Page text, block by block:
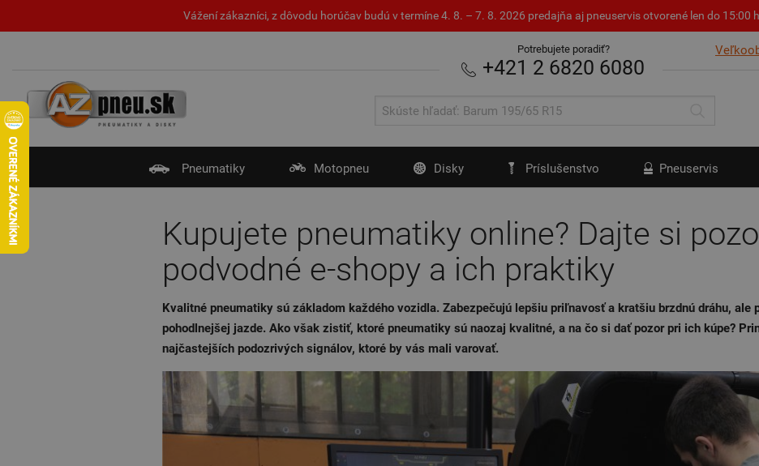
Vážení zákazníci, z dôvodu horúčav budú v termíne 4. 8. – 7. 8. 2026 predajňa aj pneuservis otvorené len do 15:00
Potrebujete poradiť?
+421 2 6820 6080
Pneumatiky Motopneu Disky Príslušenstvo Pneuservis
Kupujete pneumatiky online? Dajte si
podvodné e-shopy a ich praktiky
Kvalitné pneumatiky sú základom každého vozidla. Zabezpečujú lepšiu priľnavosť a kratšiu brzdnú dráhu, ale
pohodlnejšej jazde. Ako však zistiť, ktoré pneumatiky sú naozaj kvalitné, a na čo si dať pozor pri ich kúpe?
najčastejších podozrivých signálov, ktoré by vás mali varovať.